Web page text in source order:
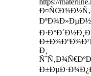
Ð¸
ÑˆÑ‚Ð¾Ñ€ÐºÐ¸